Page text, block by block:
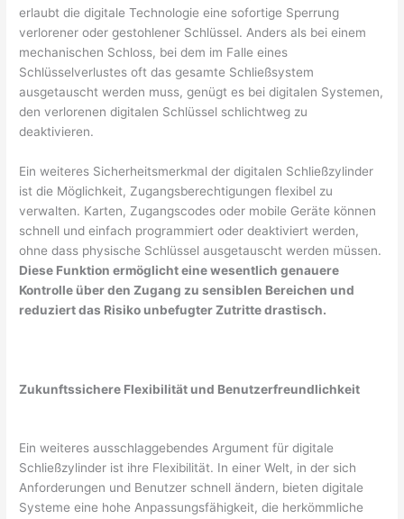
erlaubt die digitale Technologie eine sofortige Sperrung
verlorener oder gestohlener Schlüssel. Anders als bei einem
mechanischen Schloss, bei dem im Falle eines
Schlüsselverlustes oft das gesamte Schließsystem
ausgetauscht werden muss, genügt es bei digitalen Systemen,
den verlorenen digitalen Schlüssel schlichtweg zu
deaktivieren.
Ein weiteres Sicherheitsmerkmal der digitalen Schließzylinder
ist die Möglichkeit, Zugangsberechtigungen flexibel zu
verwalten. Karten, Zugangscodes oder mobile Geräte können
schnell und einfach programmiert oder deaktiviert werden,
ohne dass physische Schlüssel ausgetauscht werden müssen.
Diese Funktion ermöglicht eine wesentlich genauere
Kontrolle über den Zugang zu sensiblen Bereichen und
reduziert das Risiko unbefugter Zutritte drastisch.
Zukunftssichere Flexibilität und Benutzerfreundlichkeit
Ein weiteres ausschlaggebendes Argument für digitale
Schließzylinder ist ihre Flexibilität. In einer Welt, in der sich
Anforderungen und Benutzer schnell ändern, bieten digitale
Systeme eine hohe Anpassungsfähigkeit, die herkömmliche